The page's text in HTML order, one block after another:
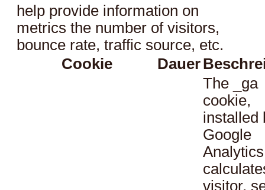
help provide information on
metrics the number of visitors,
bounce rate, traffic source, etc.
Cookie
Dauer
The _ga
cookie,
installed
Google
visitor,